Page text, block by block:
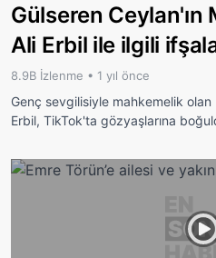
Gülseren Ceylan'ın
Ali Erbil ile ilgili
8.9B İzlenme • 1 yıl önce
Genç sevgilisiyle mahkemelik olan
Erbil, TikTok'ta gözyaşlarına